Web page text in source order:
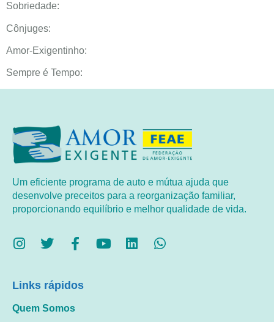
Sobriedade:
Cônjuges:
Amor-Exigentinho:
Sempre é Tempo:
Um eficiente programa de auto e mútua ajuda que
desenvolve preceitos para a reorganização familiar,
proporcionando equilíbrio e melhor qualidade de vida.
Links rápidos
Quem Somos